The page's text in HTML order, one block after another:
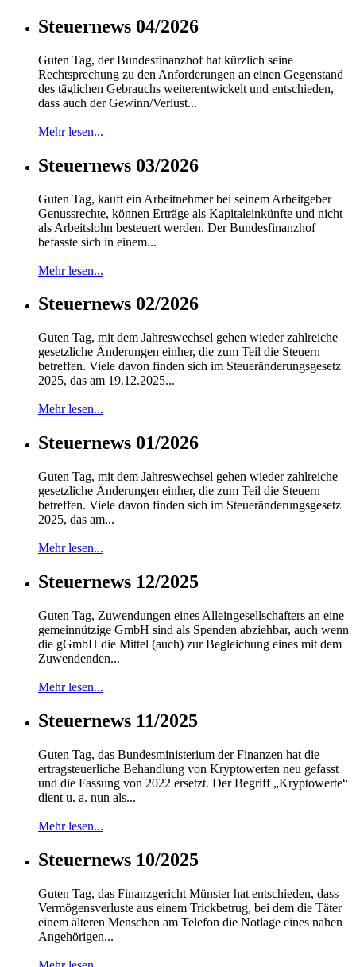
Steuernews 04/2026
Guten Tag, der Bundesfinanzhof hat kürzlich seine
Rechtsprechung zu den Anforderungen an einen Gegenstand
des täglichen Gebrauchs weiterentwickelt und entschieden,
dass auch der Gewinn/Verlust...
Mehr lesen...
Steuernews 03/2026
Guten Tag, kauft ein Arbeitnehmer bei seinem Arbeitgeber
Genussrechte, können Erträge als Kapitaleinkünfte und nicht
als Arbeitslohn besteuert werden. Der Bundesfinanzhof
befasste sich in einem...
Mehr lesen...
Steuernews 02/2026
Guten Tag, mit dem Jahreswechsel gehen wieder zahlreiche
gesetzliche Änderungen einher, die zum Teil die Steuern
betreffen. Viele davon finden sich im Steueränderungsgesetz
2025, das am 19.12.2025...
Mehr lesen...
Steuernews 01/2026
Guten Tag, mit dem Jahreswechsel gehen wieder zahlreiche
gesetzliche Änderungen einher, die zum Teil die Steuern
betreffen. Viele davon finden sich im Steueränderungsgesetz
2025, das am...
Mehr lesen...
Steuernews 12/2025
Guten Tag, Zuwendungen eines Alleingesellschafters an eine
gemeinnützige GmbH sind als Spenden abziehbar, auch wenn
die gGmbH die Mittel (auch) zur Begleichung eines mit dem
Zuwendenden...
Mehr lesen...
Steuernews 11/2025
Guten Tag, das Bundesministerium der Finanzen hat die
ertragsteuerliche Behandlung von Kryptowerten neu gefasst
und die Fassung von 2022 ersetzt. Der Begriff „Kryptowerte“
dient u. a. nun als...
Mehr lesen...
Steuernews 10/2025
Guten Tag, das Finanzgericht Münster hat entschieden, dass
Vermögensverluste aus einem Trickbetrug, bei dem die Täter
einem älteren Menschen am Telefon die Notlage eines nahen
Angehörigen...